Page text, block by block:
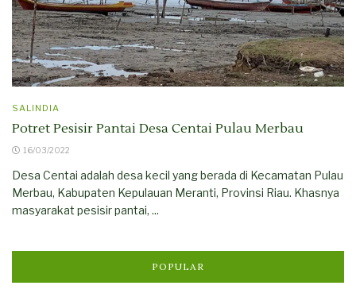
SALINDIA
Potret Pesisir Pantai Desa Centai Pulau Merbau
16/03/2022
Desa Centai adalah desa kecil yang berada di Kecamatan Pulau
Merbau, Kabupaten Kepulauan Meranti, Provinsi Riau. Khasnya
masyarakat pesisir pantai, ...
POPULAR